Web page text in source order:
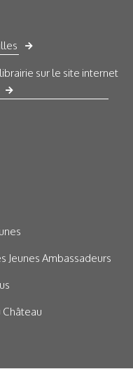
sur le site internet
Jeunes Ambassadeurs
Château